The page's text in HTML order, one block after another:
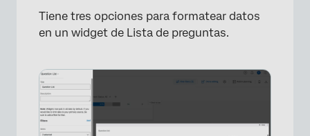
Tiene tres opciones para formatear datos
en un widget de Lista de preguntas.